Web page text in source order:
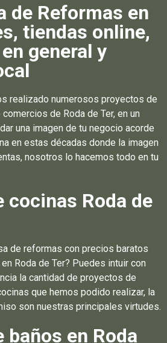
de Reformas en
tiendas online,
general y
realizado numerosos proyectos de
de Roda de Ter, en un
una imagen de tu negocio acorde
en estas décadas donde la imagen
nosotros lo hacemos todo en tu
cocinas Roda de
de reformas con precios baratos
Roda de Ter? Puedes intuir con
la cantidad de proyectos de
que hemos podido realizar, la
son nuestras principales virtudes.
baños en Roda